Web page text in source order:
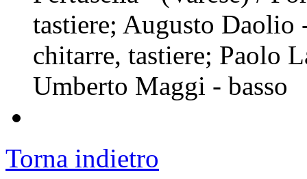
tastiere; Augusto Daolio
chitarre, tastiere; Paolo
Umberto Maggi - basso
Torna indietro